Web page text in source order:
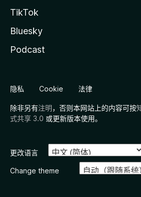
TikTok
Bluesky
Podcast
隐私 Cookie 法律
除非另有注明，否则本网站上的内容可按
式共享 3.0 或更新版本使用。
更改语言
Change theme